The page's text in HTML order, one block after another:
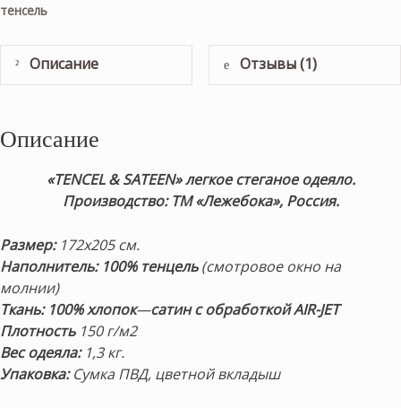
тенсель
Описание Отзывы (1)
Описание
«TENCEL & SATEEN» легкое стеганое одеяло.
Производство: ТМ «Лежебока», Россия.
Размер:172х205 см.
Наполнитель: 100% тенцель(смотровое окно на
молнии)
Ткань: 100% хлопок—сатин с обработкой AIR-JET
Плотность150 г/м2
Вес одеяла:1,3 кг.
Упаковка:Сумка ПВД, цветной вкладыш